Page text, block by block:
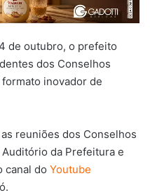
de outubro, o prefeito
dos Conselhos
inovador de
reuniões dos Conselhos
da Prefeitura e
canal do Youtube